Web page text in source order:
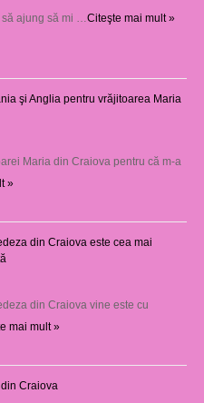
ajung să mi … Citeşte mai mult »
şi Anglia pentru vrăjitoarea Maria
Maria din Craiova pentru că m-a
»
din Craiova este cea mai
din Craiova vine este cu
mai mult »
Craiova